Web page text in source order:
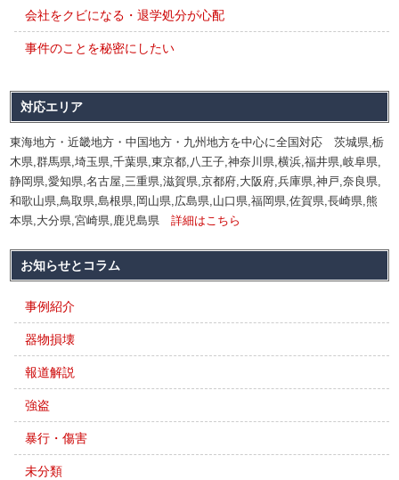
会社をクビになる・退学処分が心配
事件のことを秘密にしたい
対応エリア
東海地方・近畿地方・中国地方・九州地方を中心に全国対応 茨城県,栃
木県,群馬県,埼玉県,千葉県,東京都,八王子,神奈川県,横浜,福井県,岐阜県,
静岡県,愛知県,名古屋,三重県,滋賀県,京都府,大阪府,兵庫県,神戸,奈良県,
和歌山県,鳥取県,島根県,岡山県,広島県,山口県,福岡県,佐賀県,長崎県,熊
本県,大分県,宮崎県,鹿児島県詳細はこちら
お知らせとコラム
事例紹介
器物損壊
報道解説
強盗
暴行・傷害
未分類